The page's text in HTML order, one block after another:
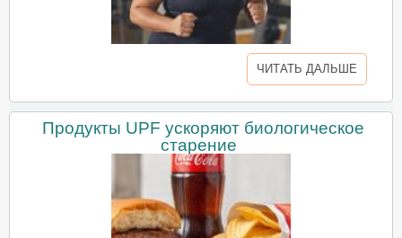
ЧИТАТЬ ДАЛЬШЕ
Продукты UPF ускоряют биологическое
старение